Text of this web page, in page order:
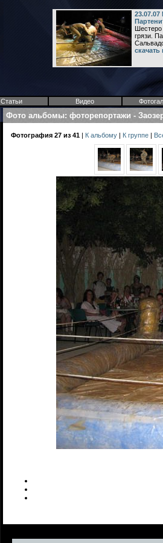
23.07.07
Шестеро
грязи.
скачать
Статьи Видео
Фото альбомы: фоторепортажи -
Фотография 27 из 41 | К альбому | К группе |